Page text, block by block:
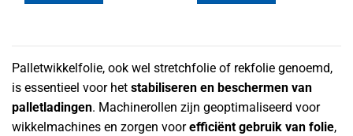
Palletwikkelfolie, ook wel stretchfolie of rekfolie genoemd,
is essentieel voor het stabiliseren en beschermen van
palletladingen. Machinerollen zijn geoptimaliseerd voor
wikkelmachines en zorgen voorefficiënt gebruik van folie,